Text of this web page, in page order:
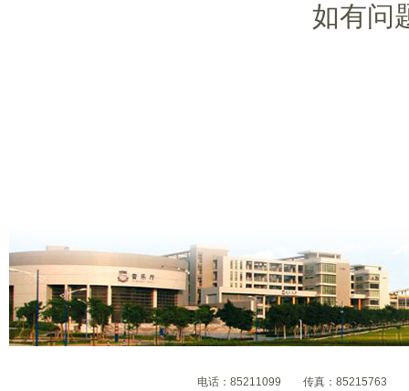
如有问题
电话：85211099 传真：85215763 地